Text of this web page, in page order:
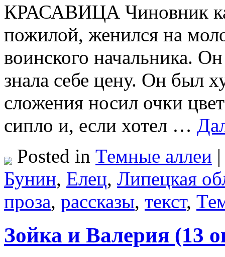
КРАСАВИЦА Чиновник
пожилой, женился на
воинского начальника.
знала себе цену. Он был
сложения носил очки
сипло и, если хотел …
Posted in Темные аллеи |
Бунин, Елец, Липецкая
проза, рассказы, текст,
Зойка и Валерия (13